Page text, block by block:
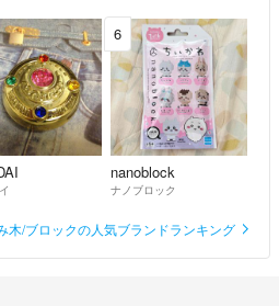
6
nanoblock
ナノブロック
木/ブロックの人気ブランドランキング